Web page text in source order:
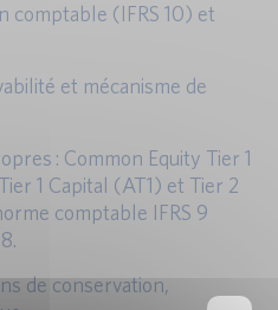
comptable (IFRS 10) et
et mécanisme de
: Common Equity Tier 1
1 Capital (AT1) et Tier 2
comptable IFRS 9
de conservation,